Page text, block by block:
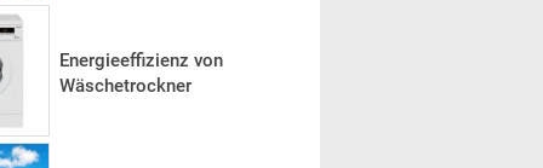
Energieeffizienz von
Wäschetrockner